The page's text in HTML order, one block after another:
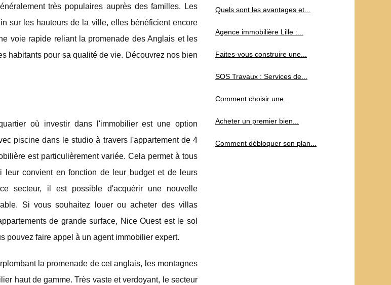
très populaires auprès des familles. Les
sur les hauteurs de la ville, elles bénéficient encore
voie rapide reliant la promenade des Anglais et les
habitants pour sa qualité de vie. Découvrez nos bien
où investir dans l'immobilier est une option
piscine dans le studio à travers l'appartement de 4
est particulièrement variée. Cela permet à tous
leur convient en fonction de leur budget et de leurs
secteur, il est possible d'acquérir une nouvelle
Si vous souhaitez louer ou acheter des villas
de grande surface, Nice Ouest est le sol
pouvez faire appel à un agent immobilier expert.
la promenade de cet anglais, les montagnes
haut de gamme. Très vaste et verdoyant, le secteur
Quels sont les avantages et...
Agence immobilière Lille :...
Faites-vous construire une...
SOS Travaux : Services de...
Comment choisir une...
Acheter un premier bien...
Comment débloquer son plan...